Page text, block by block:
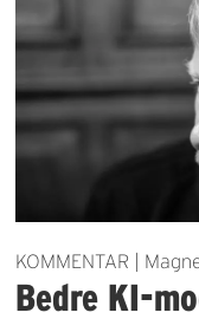
KOMMENTAR |
Bedre KI-